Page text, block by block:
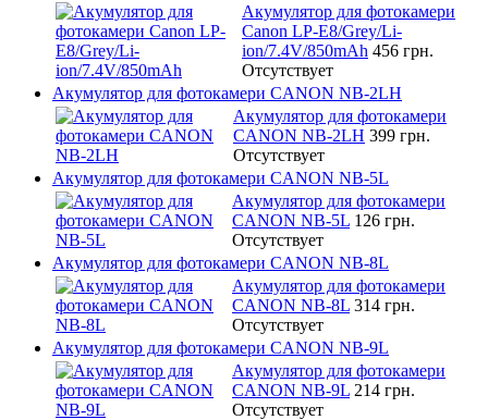
Акумулятор для фотокамери
Canon LP-E8/Grey/Li-
ion/7.4V/850mAh 456 грн.
Отсутствует
Акумулятор для фотокамери CANON NB-2LH
Акумулятор для фотокамери
CANON NB-2LH 399 грн.
Отсутствует
Акумулятор для фотокамери CANON NB-5L
Акумулятор для фотокамери
CANON NB-5L 126 грн.
Отсутствует
Акумулятор для фотокамери CANON NB-8L
Акумулятор для фотокамери
CANON NB-8L 314 грн.
Отсутствует
Акумулятор для фотокамери CANON NB-9L
Акумулятор для фотокамери
CANON NB-9L 214 грн.
Отсутствует